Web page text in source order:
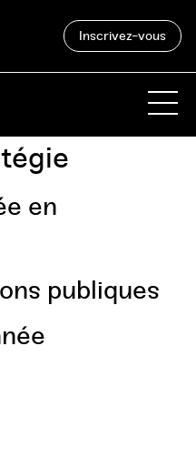
Inscrivez-vous
en
publiques